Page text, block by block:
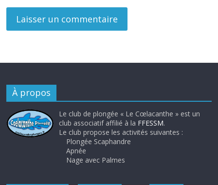
À propos
Le club de plongée « Le Cœlacanthe » est un
club associatif affilié à la FFESSM.
Le club propose les activités suivantes :
Plongée Scaphandre
Apnée
Nage avec Palmes